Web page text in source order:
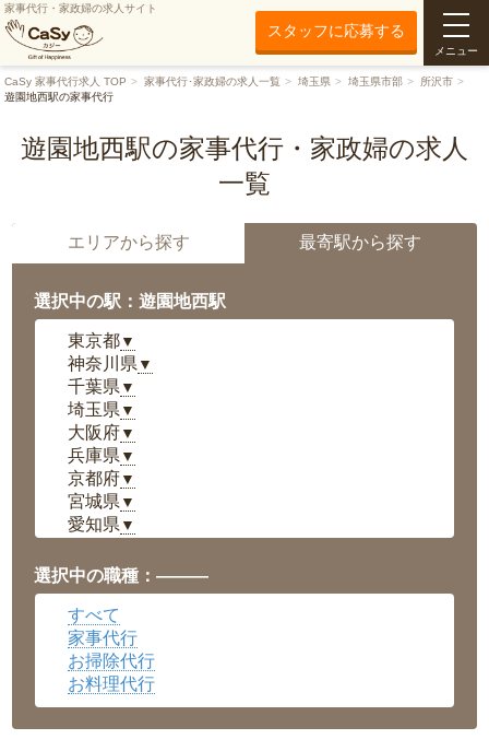
家事代行・家政婦の求人サイト
スタッフに応募する
メニュー
CaSy 家事代行求人 TOP 家事代行･家政婦の求人一覧 埼玉県 埼玉県市部
所沢市
遊園地西駅の家事代行
遊園地西駅の家事代行・家政婦の求人
一覧
エリアから探す 最寄駅から探す
選択中の駅：遊園地西駅
東京都▼
神奈川県 ▼
千葉県 ▼
埼玉県 ▼
大阪府▼
兵庫県 ▼
京都府▼
宮城県 ▼
愛知県 ▼
岡山県▼
広島県▼
沖縄県
選択中の職種：———
すべて
家事代行
お掃除代行
お料理代行